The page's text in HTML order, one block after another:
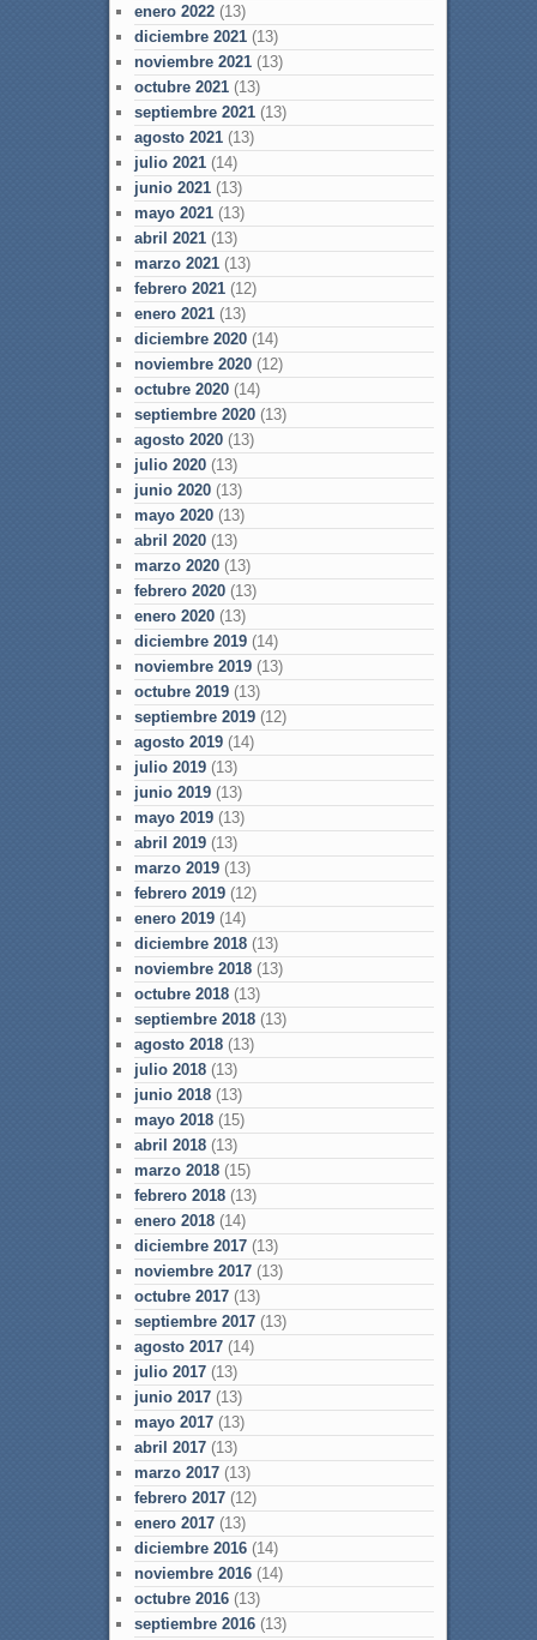
enero 2022(13)
diciembre 2021(13)
noviembre 2021(13)
octubre 2021(13)
septiembre 2021(13)
agosto 2021(13)
julio 2021(14)
junio 2021(13)
mayo 2021(13)
abril 2021(13)
marzo 2021(13)
febrero 2021(12)
enero 2021(13)
diciembre 2020(14)
noviembre 2020(12)
octubre 2020(14)
septiembre 2020(13)
agosto 2020(13)
julio 2020(13)
junio 2020(13)
mayo 2020(13)
abril 2020(13)
marzo 2020(13)
febrero 2020(13)
enero 2020(13)
diciembre 2019(14)
noviembre 2019(13)
octubre 2019(13)
septiembre 2019(12)
agosto 2019(14)
julio 2019(13)
junio 2019(13)
mayo 2019(13)
abril 2019(13)
marzo 2019(13)
febrero 2019(12)
enero 2019(14)
diciembre 2018(13)
noviembre 2018(13)
octubre 2018(13)
septiembre 2018(13)
agosto 2018(13)
julio 2018(13)
junio 2018(13)
mayo 2018(15)
abril 2018(13)
marzo 2018(15)
febrero 2018(13)
enero 2018(14)
diciembre 2017(13)
noviembre 2017(13)
octubre 2017(13)
septiembre 2017(13)
agosto 2017(14)
julio 2017(13)
junio 2017(13)
mayo 2017(13)
abril 2017(13)
marzo 2017(13)
febrero 2017(12)
enero 2017(13)
diciembre 2016(14)
noviembre 2016(14)
octubre 2016(13)
septiembre 2016(13)